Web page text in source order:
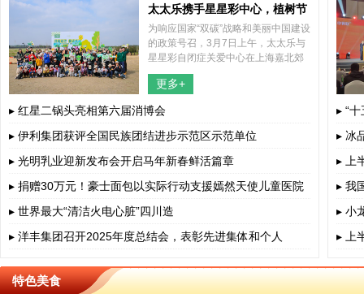
太太乐携手星星彩中心，植树节
共植希望之树
为响应国家“双碳”战略和美丽中国建设
的政策号召，3月7日上午，太太乐与
星星彩自闭症关爱中心在上海嘉北郊
野公园内共同举办了一场别开生面的
2025年植树节特别活动，结合了植树
更多+
▸ 红星二锅头亮相第六届消博会
▸ 伊利集团获评全国民族团结进步示范区示范单位
▸ 光明乳业迎新发布会开启马年新春鲜活篇章
▸ 捐赠30万元！豪士面包以实际行动支援嫣然天使儿童医院
▸ 世界最大“清洁火电心脏”四川造
▸ 洋丰集团召开2025年度总结会，表彰先进集体和个人
▸ “
▸ 冰
▸ 上
▸ 我
▸ 小
▸ 上
特色美食